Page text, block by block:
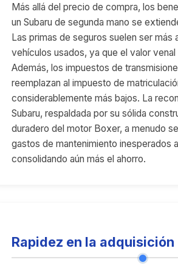
Más allá del precio de compra, los
un Subaru de segunda mano se
Las primas de seguros suelen ser más
vehículos usados, ya que el valor
Además, los impuestos de
reemplazan al impuesto de
considerablemente más bajos. La
Subaru, respaldada por su sólida
duradero del motor Boxer, a menudo
gastos de mantenimiento inesperados
consolidando aún más el ahorro.
Rapidez en la adquisición